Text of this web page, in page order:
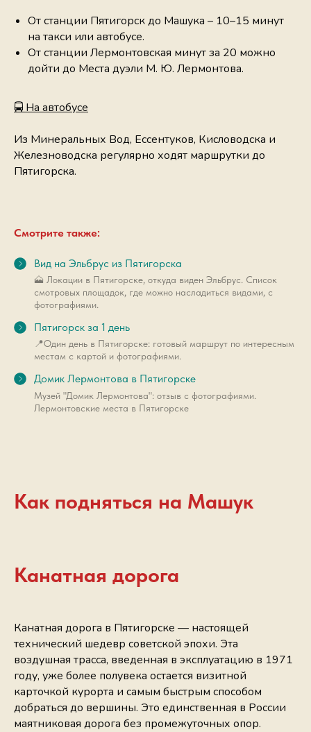
От станции Пятигорск до Машука – 10–15 минут
на такси или автобусе.
От станции Лермонтовская минут за 20 можно
дойти до Места дуэли М. Ю. Лермонтова.
🚍 На автобусе
Из Минеральных Вод, Ессентуков, Кисловодска и
Железноводска регулярно ходят маршрутки до
Пятигорска.
Смотрите также:
Вид на Эльбрус из Пятигорска
🗻 Локации в Пятигорске, откуда виден Эльбрус. Список
смотровых площадок, где можно насладиться видами, с
фотографиями.
Пятигорск за 1 день
📍Один день в Пятигорске: готовый маршрут по интересным
местам с картой и фотографиями.
Домик Лермонтова в Пятигорске
Музей "Домик Лермонтова": отзыв с фотографиями.
Лермонтовские места в Пятигорске
Как подняться на Машук
Канатная дорога
Канатная дорога в Пятигорске — настоящей
технический шедевр советской эпохи. Эта
воздушная трасса, введенная в эксплуатацию в 1971
году, уже более полувека остается визитной
карточкой курорта и самым быстрым способом
добраться до вершины. Это единственная в России
маятниковая дорога без промежуточных опор.